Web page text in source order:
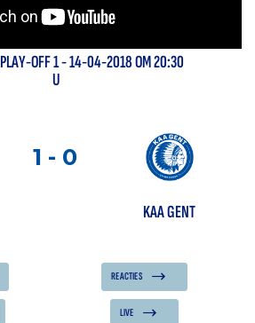
PLAY-OFF 1- 14-04-2018 OM 20:30
U
1 - 0
KAA GENT
REACTIES
LIVE